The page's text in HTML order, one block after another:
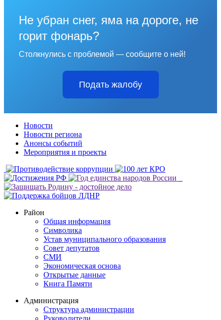
Не убран снег, яма на дороге, не
горит фонарь?
Столкнулись с проблемой — сообщите о ней!
Подать жалобу
Новости
Новости региона
Анонсы событий
Мероприятия и проекты
Район
Общая информация
Символика
Устав муниципального образования
Совет депутатов
СМИ
Экономическая основа
Открытые данные
Книга Памяти
Администрация
Структура администрации
Руководители